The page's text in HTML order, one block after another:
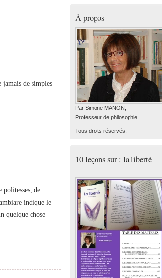
jamais de simples
de
indique le
quelque chose
À propos
Par Simone MANON,
Professeur de philosophie
Tous droits réservés.
10 leçons sur : la liberté